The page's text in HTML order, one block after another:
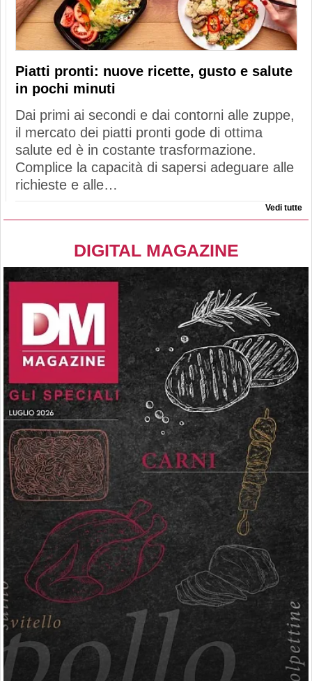
Piatti pronti: nuove ricette, gusto e salute
in pochi minuti
Dai primi ai secondi e dai contorni alle zuppe,
il mercato dei piatti pronti gode di ottima
salute ed è in costante trasformazione.
Complice la capacità di sapersi adeguare alle
richieste e alle…
Vedi tutte
DIGITAL MAGAZINE